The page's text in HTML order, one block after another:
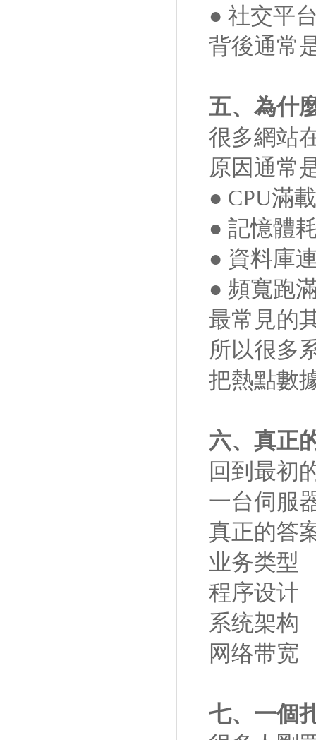
● 社交平
背後通常
五、為什
很多網站
原因通常
● CPU滿載
● 記憶體
● 資料庫
● 頻寬跑
最常見的
所以很多
把熱點數
六、真正
回到最初
一台伺服
真正的答
业务类型
程序设计
系统架构
网络带宽
七、一個